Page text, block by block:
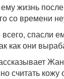
жизнь
времени
спасли
как они
считать кожу